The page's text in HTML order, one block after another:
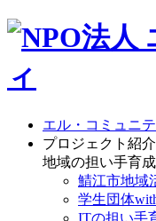
エル・コミュニ
プロジェクト紹介
地域の担い手育成
鯖江市地域
学生団体
ITの担い手